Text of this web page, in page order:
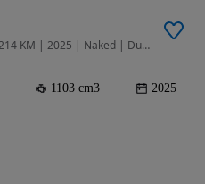
1103 cm3 • 214 KM • | V4 | RED | 214 KM | 2025 | Naked | Ducati Katowice
1103 cm3 2025